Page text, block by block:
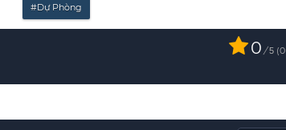
#Dự Phòng
0 / 5 0